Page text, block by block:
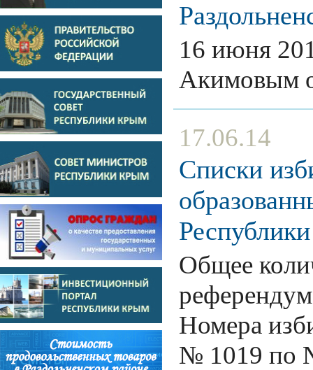
16 июня
Акимовым
17.06.14
Списки
Общее
Номера
№ 1019 по